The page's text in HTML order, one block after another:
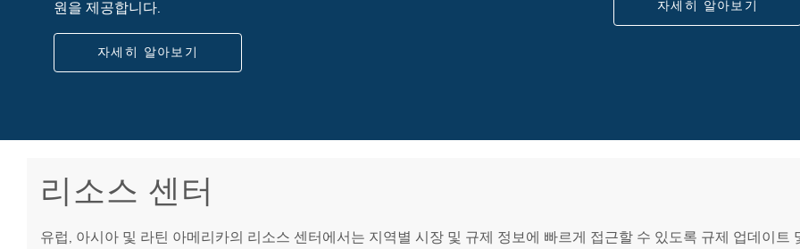
원을 제공합니다.
자세히 알아보기
자세히 알아보기
리소스 센터
유럽, 아시아 및 라틴 아메리카의 리소스 센터에서는 지역별 시장 및 규제 정보에 빠르게 접근할 수 있도록 규제 업데이트